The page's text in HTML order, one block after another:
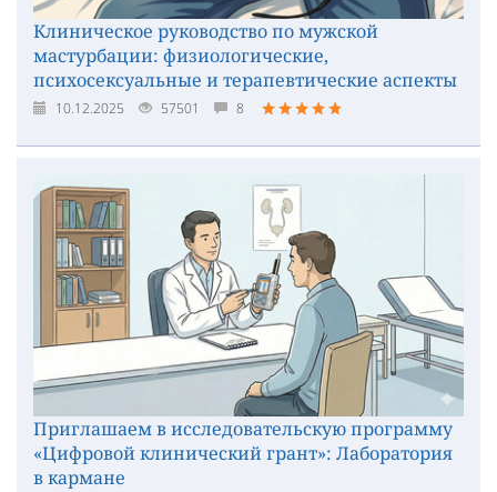
Клиническое руководство по мужской
мастурбации: физиологические,
психосексуальные и терапевтические аспекты
10.12.2025 57501 8
Приглашаем в исследовательскую программу
«Цифровой клинический грант»: Лаборатория
в кармане